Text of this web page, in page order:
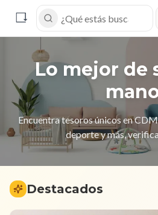
Buscar
Lo mejor de
Encuentra tesoros únicos en
deporte y más,
Destacados